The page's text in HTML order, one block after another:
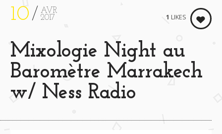
10
AVR
2017
Mixologie Night au
Baromètre Marrakech
w/ Ness Radio
1 LIKES